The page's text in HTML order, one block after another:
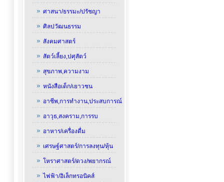
ศาสนา/ธรรมะ/ปรัชญา
ศิลปวัฒนธรรม
สังคมศาสตร์
สัตว์เลี้ยง,ปศุสัตว์
สุขภาพ,ความงาม
หนังสือเด็ก/เยาวชน
อาชีพ,การทำงาน,ประสบการณ์
อาวุธ,สงคราม,การรบ
อาหาร/เครื่องดื่ม
เศรษฐ์ศาสตร์/การลงทุน/หุ้น
โหราศาสตร์/ดวง/พยากรณ์
ไฟฟ้า/อิเล็กทรอนิคส์